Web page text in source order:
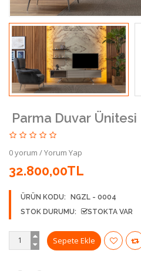
Parma Duvar Ünitesi
0 yorum /Yorum Yap
32.800,00TL
ÜRÜN KODU:
NGZL - 0004
STOK DURUMU:
STOKTA VAR